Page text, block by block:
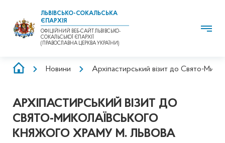
ЛЬВІВСЬКО-СОКАЛЬСЬКА
ЄПАРХІЯ
ОФІЦІЙНИЙ ВЕБ-САЙТ ЛЬВІВСЬКО-
СОКАЛЬСЬКОЇ ЄПАРХІЇ
(ПРАВОСЛАВНА ЦЕРКВА УКРАЇНИ)
РЯДОК
Новини Архіпастирський візит до Свято-
АРХІПАСТИРСЬКИЙ ВІЗИТ ДО
СВЯТО-МИКОЛАЇВСЬКОГО
КНЯЖОГО ХРАМУ М. ЛЬВОВА